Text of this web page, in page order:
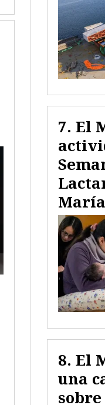
El
El
una